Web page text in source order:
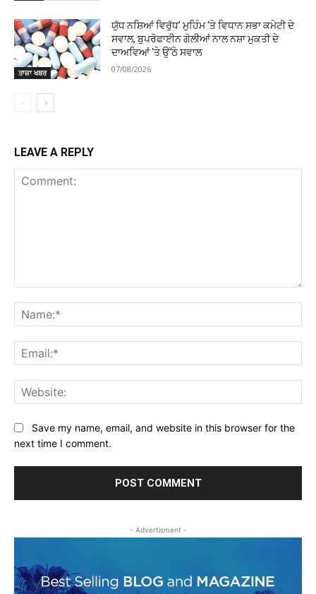
ਤਾਜ਼ਾ ਖਬਰ
ਯੁੱਧ ਨਸ਼ਿਆਂ ਵਿਰੁੱਧ’ ਮੁਹਿੰਮ ‘ਤੇ ਵਿਧਾਨ ਸਭਾ ਕਮੇਟੀ ਦੇ
ਸਵਾਲ, ਬੁਪਰੋਫਾਈਨ ਗੋਲੀਆਂ ਨਾਲ ਨਸ਼ਾ ਮੁਕਤੀ ਦੇ
ਦਾਅਵਿਆਂ ‘ਤੇ ਉੱਠੇ ਸਵਾਲ
07/08/2026
LEAVE A REPLY
Save my name, email, and website in this browser for the
next time I comment.
- Advertisment -